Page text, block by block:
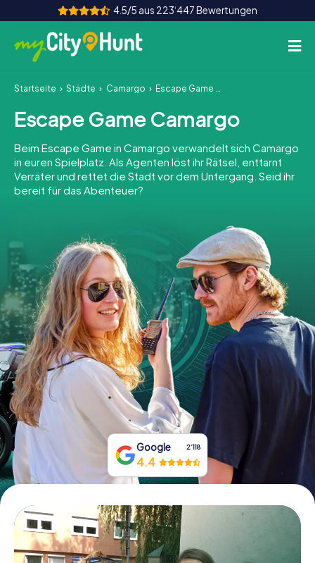
4.5/5 aus 223‘447 Bewertungen
So funktioniert's
Städte
Touren
Teamevent
INT AT CH
DE
ES
FR UK
IE
IT
NL
Tickets buchen
Gutscheine bestellen
Startseite Städte Camargo Escape Game Camargo
Escape Game Camargo
Beim Escape Game in Camargo verwandelt sich Camargo
in euren Spielplatz. Als Agenten löst ihr Rätsel, enttarnt
Verräter und rettet die Stadt vor dem Untergang. Seid ihr
bereit für das Abenteuer?
Google 2‘118
4.4